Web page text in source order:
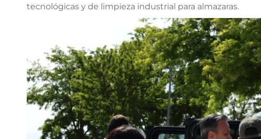
tecnológicas y de limpieza industrial para almazaras.